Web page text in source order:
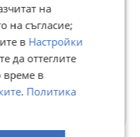
ПРОДАЖБИ
2024г.
в 12:13 ч.
на
на съгласие;
в Настройки
да оттеглите
време в
. Политика